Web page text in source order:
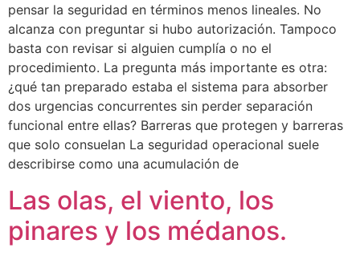
pensar la seguridad en términos menos lineales. No
alcanza con preguntar si hubo autorización. Tampoco
basta con revisar si alguien cumplía o no el
procedimiento. La pregunta más importante es otra:
¿qué tan preparado estaba el sistema para absorber
dos urgencias concurrentes sin perder separación
funcional entre ellas? Barreras que protegen y barreras
que solo consuelan La seguridad operacional suele
describirse como una acumulación de
Las olas, el viento, los
pinares y los médanos.